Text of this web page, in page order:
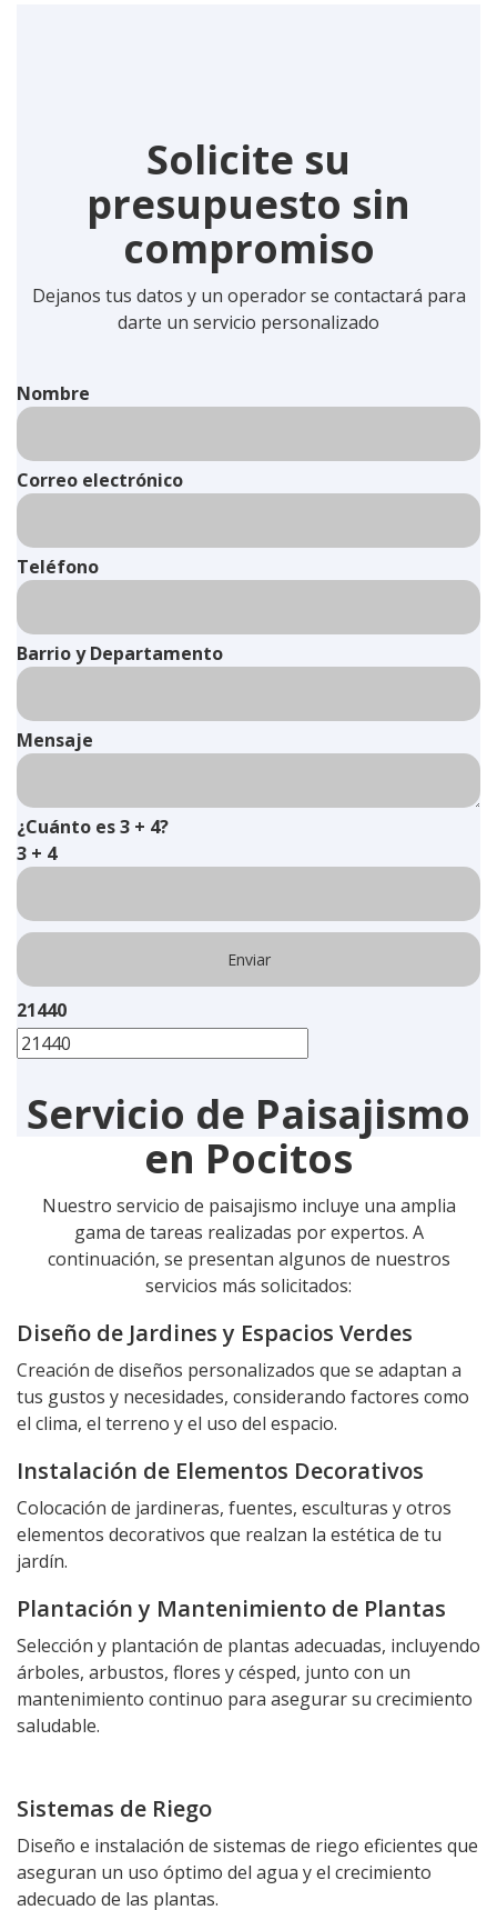
Solicite su
presupuesto sin
compromiso
Dejanos tus datos y un operador se contactará para
darte un servicio personalizado
Nombre
Correo electrónico
Teléfono
Barrio y Departamento
Mensaje
¿Cuánto es 3 + 4?
3 + 4
21440
Servicio de Paisajismo
en Pocitos
Nuestro servicio de paisajismo incluye una amplia
gama de tareas realizadas por expertos. A
continuación, se presentan algunos de nuestros
servicios más solicitados:
Diseño de Jardines y Espacios Verdes
Creación de diseños personalizados que se adaptan a
tus gustos y necesidades, considerando factores como
el clima, el terreno y el uso del espacio.
Instalación de Elementos Decorativos
Colocación de jardineras, fuentes, esculturas y otros
elementos decorativos que realzan la estética de tu
jardín.
Plantación y Mantenimiento de Plantas
Selección y plantación de plantas adecuadas, incluyendo
árboles, arbustos, flores y césped, junto con un
mantenimiento continuo para asegurar su crecimiento
saludable.
Sistemas de Riego
Diseño e instalación de sistemas de riego eficientes que
aseguran un uso óptimo del agua y el crecimiento
adecuado de las plantas.